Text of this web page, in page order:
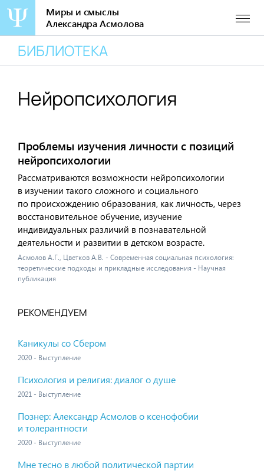
содержанию
Миры и смыслы
Александра Асмолова
БИБЛИОТЕКА
Нейропсихология
Проблемы изучения личности с позиций
нейропсихологии
Рассматриваются возможности нейропсихологии
в изучении такого сложного и социального
по происхождению образования, как личность, через
восстановительное обучение, изучение
индивидуальных различий в познавательной
деятельности и развитии в детском возрасте.
Асмолов А.Г., Цветков А.В. - Современная социальная психология:
теоретические подходы и прикладные исследования - Научная
публикация
РЕКОМЕНДУЕМ
Каникулы со Сбером
2020 - Выступление
Психология и религия: диалог о душе
2021 - Выступление
Познер: Александр Асмолов о ксенофобии
и толерантности
2020 - Выступление
Мне тесно в любой политической партии